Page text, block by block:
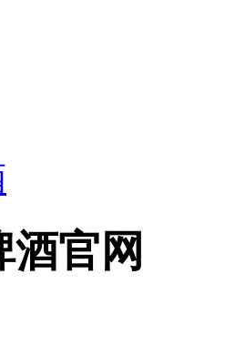
酒官网